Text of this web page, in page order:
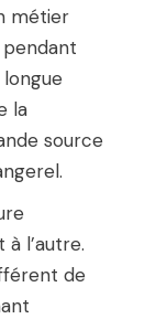
métier
pendant
longue
la
source
l’autre.
de